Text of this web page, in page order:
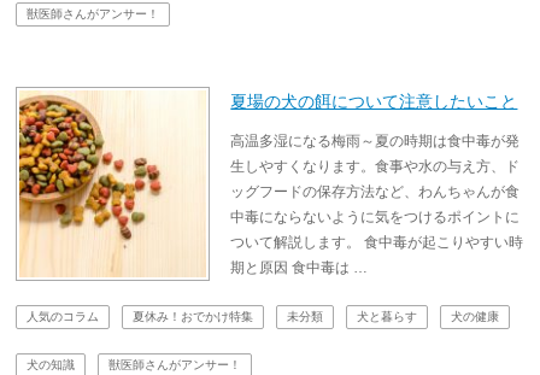
獣医師さんがアンサー！
夏場の犬の餌について注意したいこと
高温多湿になる梅雨～夏の時期は食中毒が発
生しやすくなります。食事や水の与え方、ド
ッグフードの保存方法など、わんちゃんが食
中毒にならないように気をつけるポイントに
ついて解説します。 食中毒が起こりやすい時
期と原因 食中毒は …
人気のコラム 夏休み！おでかけ特集 未分類 犬と暮らす 犬の健康
犬の知識 獣医師さんがアンサー！